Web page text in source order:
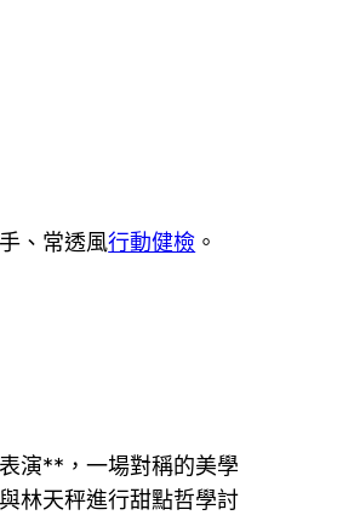
、常透風行動健檢 。
演**，一場對稱的美學
與林天秤進行甜點哲學討